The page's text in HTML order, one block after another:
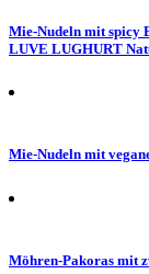
Mie-Nudeln mit spicy
LUVE LUGHURT
Mie-Nudeln mit
Möhren-Pakoras mit